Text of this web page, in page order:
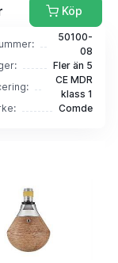
Köp
50100-
08
Fler än 5
CE MDR
klass 1
Comde